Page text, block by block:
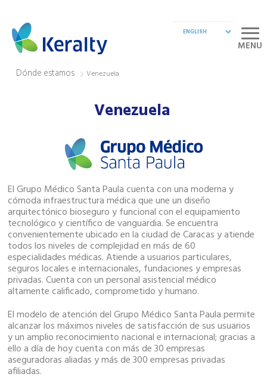
MENU
Dónde estamos
Venezuela
Venezuela
El Grupo Médico Santa Paula cuenta con una moderna y
cómoda infraestructura médica que une un diseño
arquitectónico bioseguro y funcional con el equipamiento
tecnológico y científico de vanguardia. Se encuentra
convenientemente ubicado en la ciudad de Caracas y atiende
todos los niveles de complejidad en más de 60
especialidades médicas. Atiende a usuarios particulares,
seguros locales e internacionales, fundaciones y empresas
privadas. Cuenta con un personal asistencial médico
altamente calificado, comprometido y humano.
El modelo de atención del Grupo Médico Santa Paula permite
alcanzar los máximos niveles de satisfacción de sus usuarios
y un amplio reconocimiento nacional e internacional; gracias a
ello a día de hoy cuenta con más de 30 empresas
aseguradoras aliadas y más de 300 empresas privadas
afiliadas.